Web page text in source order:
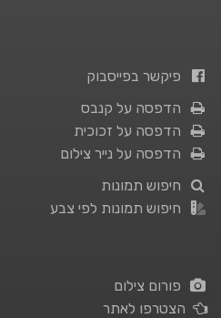
פיקשר בפייסבוק
הדפסה על קנבס
הדפסה על זכוכית
הדפסה על נייר צילום
חיפוש תמונות
חיפוש תמונות לפי צבע
פורום צילום
הצטרפו לאתר